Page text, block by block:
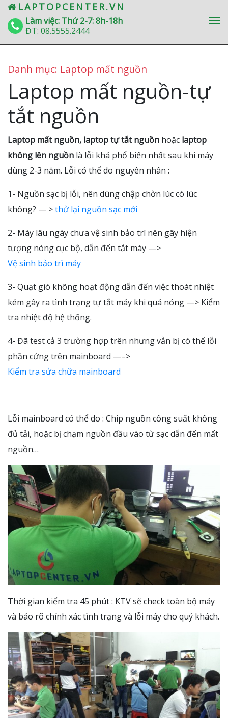
» Laptop mất nguồn
LAPTOPCENTER.VN
Làm việc: Thứ 2-7: 8h-18h
ĐT: 08.5555.2444
Danh mục: Laptop mất nguồn
Laptop mất nguồn-tự
tắt nguồn
Laptop mất nguồn, laptop tự tắt nguồn hoặc laptop
không lên nguồn là lỗi khá phổ biến nhất sau khi máy
dùng 2-3 năm. Lỗi có thể do nguyên nhân :
1- Nguồn sạc bị lỗi, nên dùng chập chờn lúc có lúc
không? — >thử lại nguồn sạc mới
2- Máy lâu ngày chưa vệ sinh bảo trì nên gây hiện
tượng nóng cục bộ, dẫn đến tắt máy —>
Vệ sinh bảo trì máy
3- Quạt gió không hoạt động dẫn đến việc thoát nhiệt
kém gây ra tình trạng tự tắt máy khi quá nóng —> Kiểm
tra nhiệt độ hệ thống.
4- Đã test cả 3 trường hợp trên nhưng vẫn bị có thể lỗi
phần cứng trên mainboard —–>
Kiểm tra sửa chữa mainboard
Lỗi mainboard có thể do : Chip nguồn công suất không
đủ tải, hoặc bị chạm nguồn đầu vào từ sạc dẫn đến mất
nguồn…
Thời gian kiểm tra 45 phút : KTV sẽ check toàn bộ máy
và báo rõ chính xác tình trạng và lỗi máy cho quý khách.